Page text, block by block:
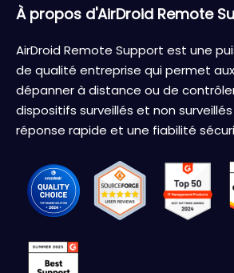
À propos d'AirDroid Remote
AirDroid Remote Support est une
de qualité entreprise qui permet
dépanner à distance ou de
dispositifs surveillés et non
réponse rapide et une fiabilité